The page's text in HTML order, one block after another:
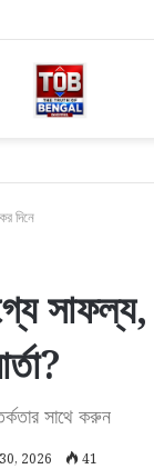
দিনে
সাফল্য,
সাথে করুন
2026 41